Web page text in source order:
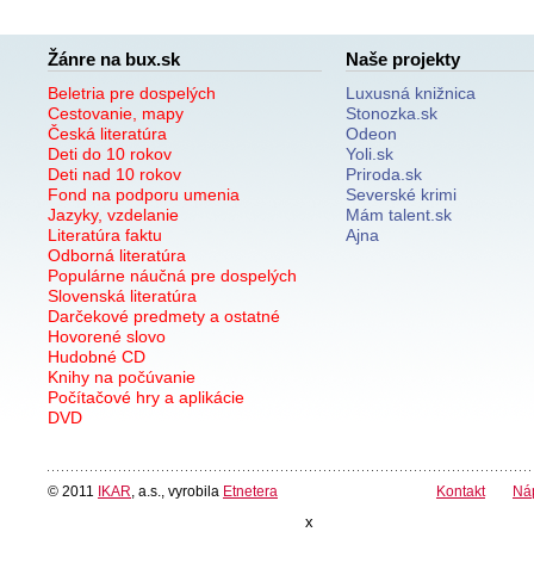
Žánre na bux.sk
Beletria pre dospelých
Cestovanie, mapy
Česká literatúra
Deti do 10 rokov
Deti nad 10 rokov
Fond na podporu umenia
Jazyky, vzdelanie
Literatúra faktu
Odborná literatúra
Populárne náučná pre dospelých
Slovenská literatúra
Darčekové predmety a ostatné
Hovorené slovo
Hudobné CD
Knihy na počúvanie
Počítačové hry a aplikácie
DVD
Naše projekty
Luxusná knižnica
Stonozka.sk
Odeon
Yoli.sk
Priroda.sk
Severské krimi
Mám talent.sk
Ajna
© 2011 IKAR , a.s., vyrobila Etnetera Kontakt
x